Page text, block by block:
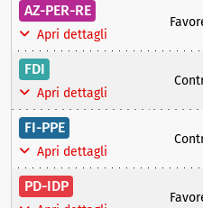
AZ-PER-RE
Apri dettagli
FDI
Apri dettagli
FI-PPE
Apri dettagli
PD-IDP